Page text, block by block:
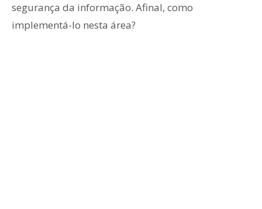
segurança da informação. Afinal, como
implementá-lo nesta área?